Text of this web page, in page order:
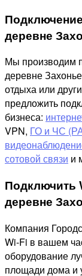
деревне
Мы производим
деревне
отдыха или
предложить
бизнеса:
VPN, ГО и ЧС
сотовой связи и
Подключить
деревне
Компания
Wi-Fi в вашем
оборудование
площади дома и